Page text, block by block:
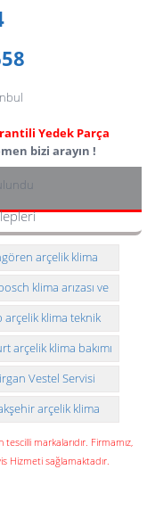
Yedek Parça
bizi arayın !
arçelik klima
ve montajı
klima arızası ve
montajı
arçelik klima teknik
servisi
arçelik klima bakımı
Vestel Servisi
arçelik klima
teknik servisi
markalarıdır. Firmamız,
Hizmeti sağlamaktadır.